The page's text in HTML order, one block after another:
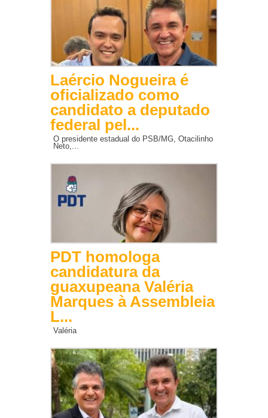
Laércio Nogueira é
oficializado como
candidato a deputado
federal pel...
O presidente estadual do PSB/MG, Otacilinho
Neto,...
PDT homologa
candidatura da
guaxupeana Valéria
Marques à Assembleia
L...
Valéria